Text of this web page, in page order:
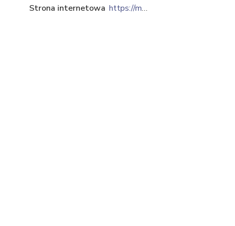
Strona internetowa
https://metalplast24.eu